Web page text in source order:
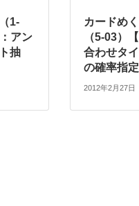
1-
アン
抽
カードめ
（5-03）
合わせタ
の確率指定
2012年2月27日